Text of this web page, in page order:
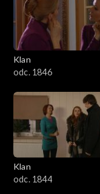
Klan
odc. 1846
Klan
odc. 1844